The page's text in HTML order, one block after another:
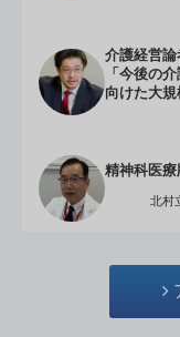
介護経営
「今後の
向けた大
精神科医
北村